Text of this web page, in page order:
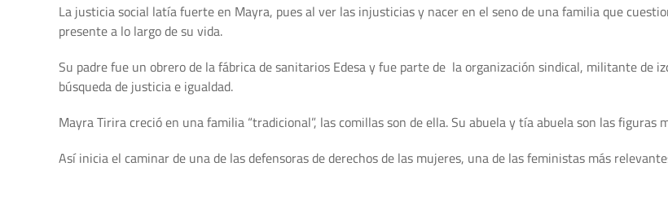
La justicia social latía fuerte en Mayra, pues al ver las injusticias y nacer en el seno de una familia que
presente a lo largo de su vida.
Su padre fue un obrero de la fábrica de sanitarios Edesa y fue parte de la organización sindical, militante de
búsqueda de justicia e igualdad.
Mayra Tirira creció en una familia “tradicional”, las comillas son de ella. Su abuela y tía abuela son las figuras
Así inicia el caminar de una de las defensoras de derechos de las mujeres, una de las feministas más